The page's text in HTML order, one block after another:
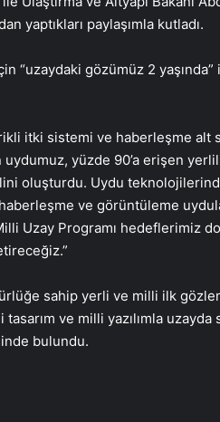
yaptıkları paylaşımla kutladı.
“uzaydaki gözümüz 2
itki sistemi ve haberleşme
yüzde 90’a erişen
oluşturdu. Uydu
ve görüntüleme
Uzay Programı hedeflerimiz
sahip yerli ve milli ilk
ve milli yazılımla
bulundu.
UETDS Nedir ?
Dijital
Malatya
Sigorta
Keçiören Halı
ve Güvenilir